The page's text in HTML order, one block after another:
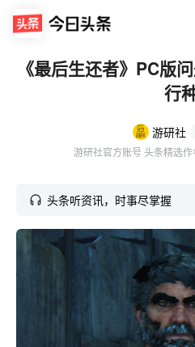
《最后生还者》PC版
行
游研社
游研社官方账号 头条精选作
头条听资讯，时事尽掌握